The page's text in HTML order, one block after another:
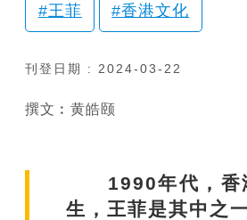
王菲 香港文化
刊登日期 : 2024-03-22
撰文︰黄皓颐
1990年代，香港
生，王菲是其中之